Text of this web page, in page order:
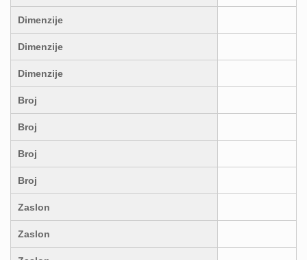
Dimenzije
Dimenzije
Dimenzije
Broj
Broj
Broj
Broj
Zaslon
Zaslon